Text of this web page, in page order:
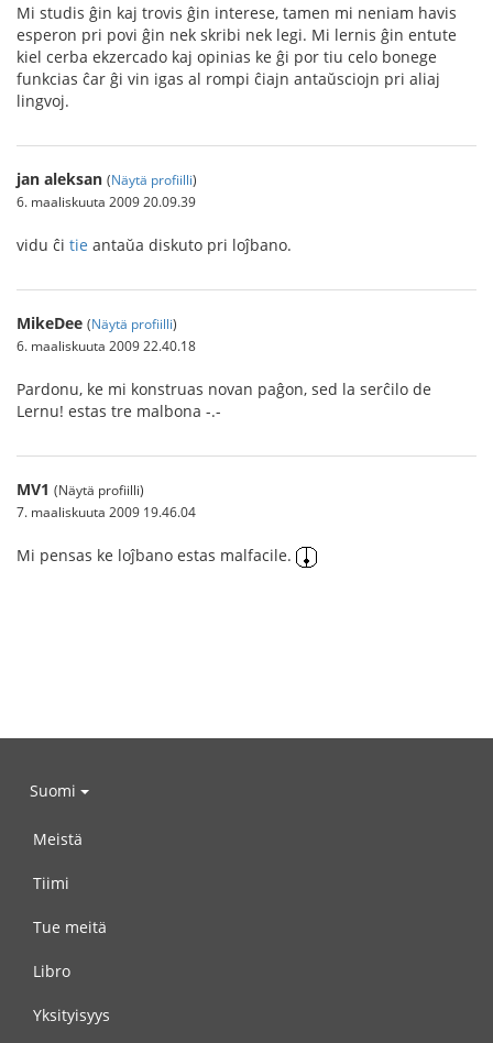
Mi studis ĝin kaj trovis ĝin interese, tamen mi neniam havis
esperon pri povi ĝin nek skribi nek legi. Mi lernis ĝin entute
kiel cerba ekzercado kaj opinias ke ĝi por tiu celo bonege
funkcias ĉar ĝi vin igas al rompi ĉiajn antaŭsciojn pri aliaj
lingvoj.
jan aleksan (Näytä profiilli)
6. maaliskuuta 2009 20.09.39
vidu ĉi tie antaŭa diskuto pri loĵbano.
MikeDee (Näytä profiilli)
6. maaliskuuta 2009 22.40.18
Pardonu, ke mi konstruas novan paĝon, sed la serĉilo de
Lernu! estas tre malbona -.-
MV1 (Näytä profiilli)
7. maaliskuuta 2009 19.46.04
Mi pensas ke loĵbano estas malfacile.
Suomi
Meistä
Tiimi
Tue meitä
Libro
Yksityisyys